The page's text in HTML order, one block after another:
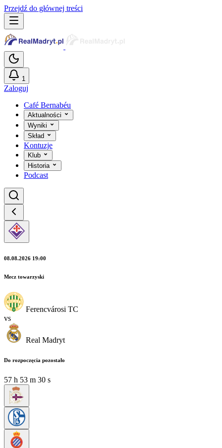
Przejdź do głównej treści
1
Zaloguj
Café Bernabéu
Aktualności
Wyniki
Skład
Kontuzje
Klub
Historia
Podcast
08.08.2026 19:00
Mecz towarzyski
Ferencvárosi TC
vs
Real Madryt
Do rozpoczęcia pozostało
57 h 53 m 30 s